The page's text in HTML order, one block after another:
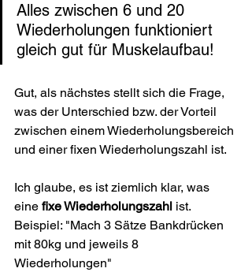
Alles zwischen 6 und 20
Wiederholungen funktioniert
gleich gut für Muskelaufbau!
Gut, als nächstes stellt sich die Frage,
was der Unterschied bzw. der Vorteil
zwischen einem Wiederholungsbereich
und einer fixen Wiederholungszahl ist.
Ich glaube, es ist ziemlich klar, was
eine fixe Wiederholungszahl ist.
Beispiel: "Mach 3 Sätze Bankdrücken
mit 80kg und jeweils 8
Wiederholungen"